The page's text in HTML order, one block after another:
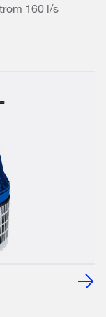
160 l/s